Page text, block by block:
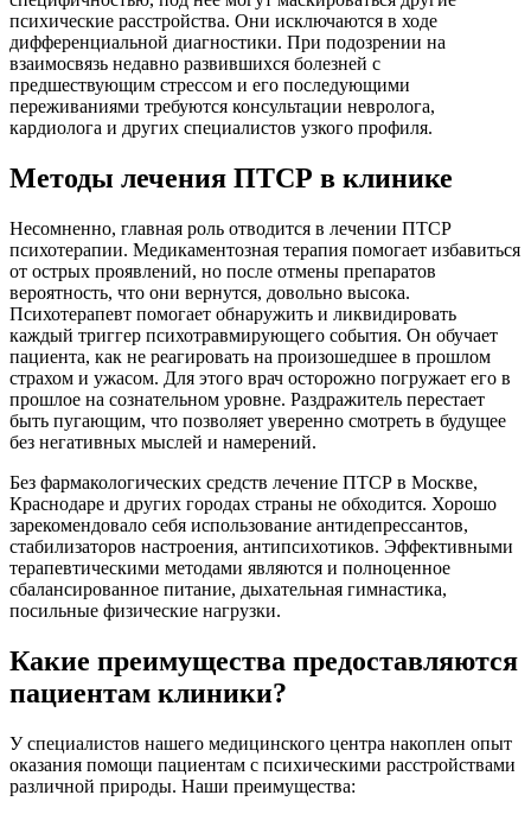
психические расстройства. Они исключаются в ходе
дифференциальной диагностики. При подозрении на
взаимосвязь недавно развившихся болезней с
предшествующим стрессом и его последующими
переживаниями требуются консультации невролога,
кардиолога и других специалистов узкого профиля.
Методы лечения ПТСР в клинике
Несомненно, главная роль отводится в лечении ПТСР
психотерапии. Медикаментозная терапия помогает избавиться
от острых проявлений, но после отмены препаратов
вероятность, что они вернутся, довольно высока.
Психотерапевт помогает обнаружить и ликвидировать
каждый триггер психотравмирующего события. Он обучает
пациента, как не реагировать на произошедшее в прошлом
страхом и ужасом. Для этого врач осторожно погружает его в
прошлое на сознательном уровне. Раздражитель перестает
быть пугающим, что позволяет уверенно смотреть в будущее
без негативных мыслей и намерений.
Без фармакологических средств лечение ПТСР в Москве,
Краснодаре и других городах страны не обходится. Хорошо
зарекомендовало себя использование антидепрессантов,
стабилизаторов настроения, антипсихотиков. Эффективными
терапевтическими методами являются и полноценное
сбалансированное питание, дыхательная гимнастика,
посильные физические нагрузки.
Какие преимущества предоставляются
пациентам клиники?
У специалистов нашего медицинского центра накоплен опыт
оказания помощи пациентам с психическими расстройствами
различной природы. Наши преимущества: